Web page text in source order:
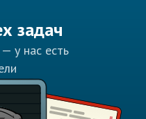
задач
у нас есть